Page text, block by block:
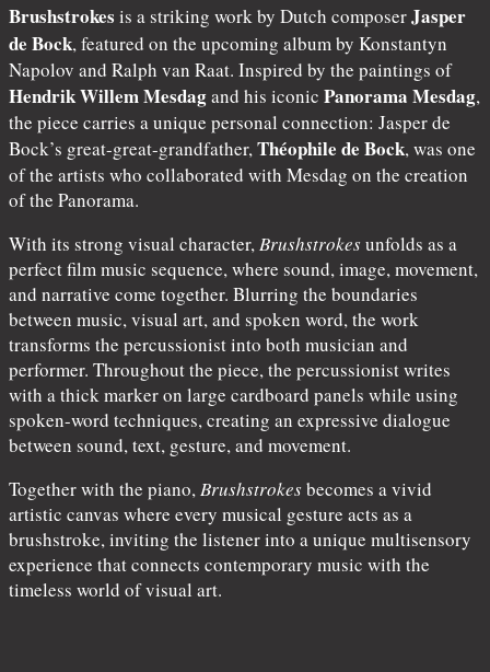
Brushstrokes is a striking work by Dutch composerJasper
de Bock, featured on the upcoming album by Konstantyn
Napolov and Ralph van Raat. Inspired by the paintings of
Hendrik Willem Mesdagand his iconic Panorama Mesdag,
the piece carries a unique personal connection: Jasper de
Bock’s great-great-grandfather,Théophile de Bock, was one
of the artists who collaborated with Mesdag on the creation
of the Panorama.
With its strong visual character,Brushstrokesunfolds as a
perfect film music sequence, where sound, image, movement,
and narrative come together. Blurring the boundaries
between music, visual art, and spoken word, the work
transforms the percussionist into both musician and
performer. Throughout the piece, the percussionist writes
with a thick marker on large cardboard panels while using
spoken-word techniques, creating an expressive dialogue
between sound, text, gesture, and movement.
Together with the piano,Brushstrokesbecomes a vivid
artistic canvas where every musical gesture acts as a
brushstroke, inviting the listener into a unique multisensory
experience that connects contemporary music with the
timeless world of visual art.